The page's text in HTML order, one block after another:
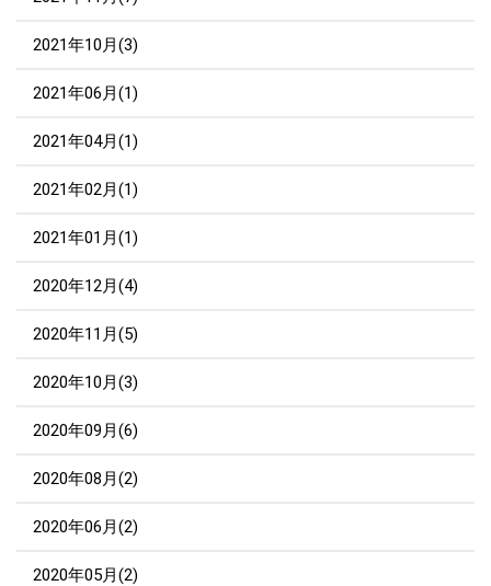
2021年10月(3)
2021年06月(1)
2021年04月(1)
2021年02月(1)
2021年01月(1)
2020年12月(4)
2020年11月(5)
2020年10月(3)
2020年09月(6)
2020年08月(2)
2020年06月(2)
2020年05月(2)